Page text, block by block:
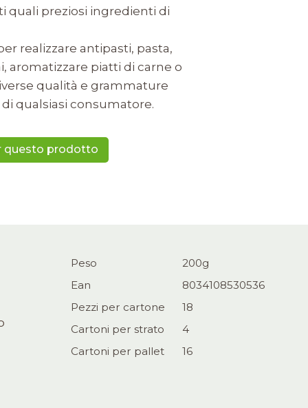
quali preziosi ingredienti di
realizzare antipasti, pasta,
aromatizzare piatti di carne o
qualità e grammature
qualsiasi consumatore.
questo prodotto
Peso
200g
Ean
8034108530536
Pezzi per cartone
18
Cartoni per strato
4
Cartoni per pallet
16